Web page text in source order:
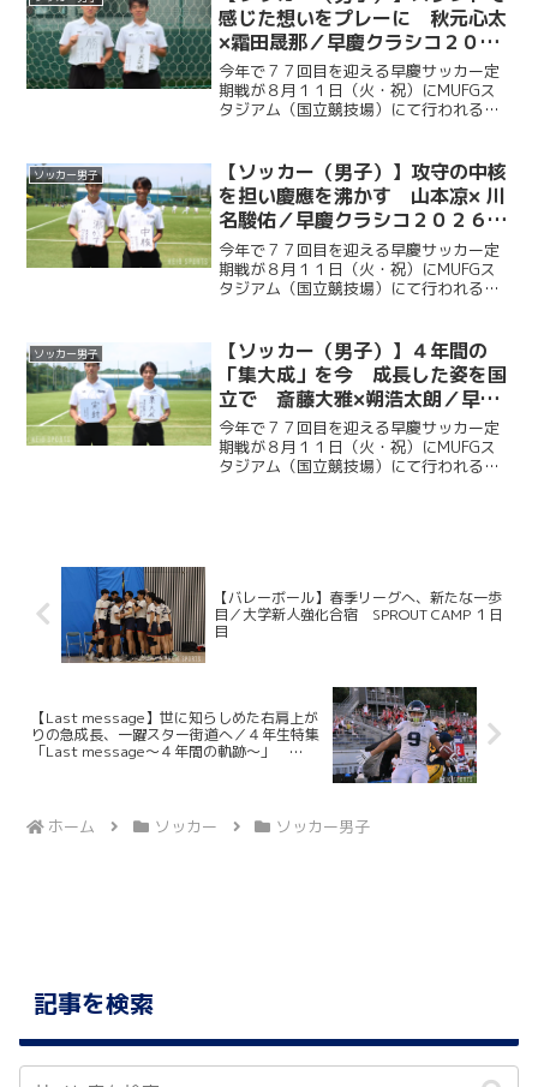
けではなく、グラウンド...
感じた想いをプレーに 秋元心太
×霜田晟那／早慶クラシコ２０２
６直前企画第３弾
今年で７７回目を迎える早慶サッカー定
期戦が８月１１日（火・祝）にMUFGス
タジアム（国立競技場）にて行われる。
ッチに立つ。今回ケイスポでは選手だけ
ではなく、グラウンドマ...
ソッカー男子
【ソッカー（男子）】攻守の中核
を担い慶應を沸かす 山本凉× 川
名駿佑／早慶クラシコ２０２６直
前企画第２弾
今年で７７回目を迎える早慶サッカー定
期戦が８月１１日（火・祝）にMUFGス
タジアム（国立競技場）にて行われる。
ッチに立つ。今回ケイスポでは選手だけ
ではなく、グラウンドマ...
ソッカー男子
【ソッカー（男子）】４年間の
「集大成」を今 成長した姿を国
立で 斎藤大雅×朔浩太朗／早慶
クラシコ２０２６直前企画第１弾
今年で７７回目を迎える早慶サッカー定
期戦が８月１１日（火・祝）にMUFGス
タジアム（国立競技場）にて行われる。
【バレーボール】春季リーグへ、新たな一歩
目／大学新人強化合宿 SPROUT CAMP １日
目
【Last message】世に知らしめた右肩上が
りの急成長、一躍スター街道へ／４年生特集
「Last message〜４年間の軌跡〜」
ホーム ソッカー ソッカー男子
記事を検索